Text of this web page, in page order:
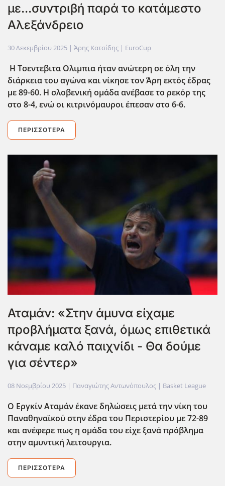
με...συντριβή παρά το κατάμεστο
Αλεξάνδρειο
30 Δεκεμβρίου 2025 | Άρης Κατσίδης | EuroCup
Η Τσεντεβιτα Ολιμπια ήταν ανώτερη σε όλη την
διάρκεια του αγώνα και νίκησε τον Άρη εκτός έδρας
με 89-60. Η σλοβενική ομάδα ανέβασε το ρεκόρ της
στο 8-4, ενώ οι κιτρινόμαυροι έπεσαν στο 6-6.
ΠΕΡΙΣΣΌΤΕΡΑ
Αταμάν: «Στην άμυνα είχαμε
προβλήματα ξανά, όμως επιθετικά
κάναμε καλό παιχνίδι - Θα δούμε
για σέντερ»
08 Νοεμβρίου 2025 | Παναγιώτης Αντωνόπουλος | Basket League
Ο Εργκίν Αταμάν έκανε δηλώσεις μετά την νίκη του
Παναθηναϊκού στην έδρα του Περιστερίου με 72-89
και ανέφερε πως η ομάδα του είχε ξανά πρόβλημα
στην αμυντική λειτουργια.
ΠΕΡΙΣΣΌΤΕΡΑ